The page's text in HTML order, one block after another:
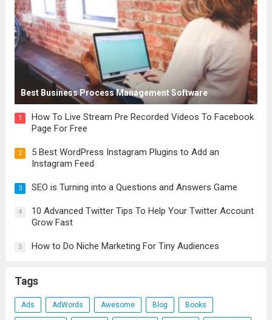
Best Business Process Management Software
1
How To Live Stream Pre Recorded Videos To Facebook
Page For Free
2
5 Best WordPress Instagram Plugins to Add an
Instagram Feed
3 SEO is Turning into a Questions and Answers Game
4
10 Advanced Twitter Tips To Help Your Twitter Account
Grow Fast
5 How to Do Niche Marketing For Tiny Audiences
Tags
Ads AdWords Awesome Blog Books